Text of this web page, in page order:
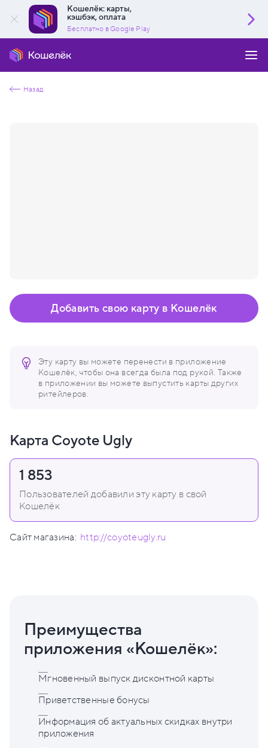
Кошелёк: карты,
кэшбэк, оплата
Бесплатно в Google Play
Назад
Эту карту вы можете перенести в приложение
Кошелёк, чтобы она всегда была под рукой. Также
в приложении вы можете выпустить карты других
ритейлеров.
Добавить свою карту в Кошелёк
Карта Coyote Ugly
1 853
Пользователей добавили эту карту в свой
Кошелёк
Сайт магазина: http://coyoteugly.ru
Преимущества
приложения «Кошелёк»:
Мгновенный выпуск дисконтной карты
Приветственные бонусы
Информация об актуальных скидках внутри
приложения